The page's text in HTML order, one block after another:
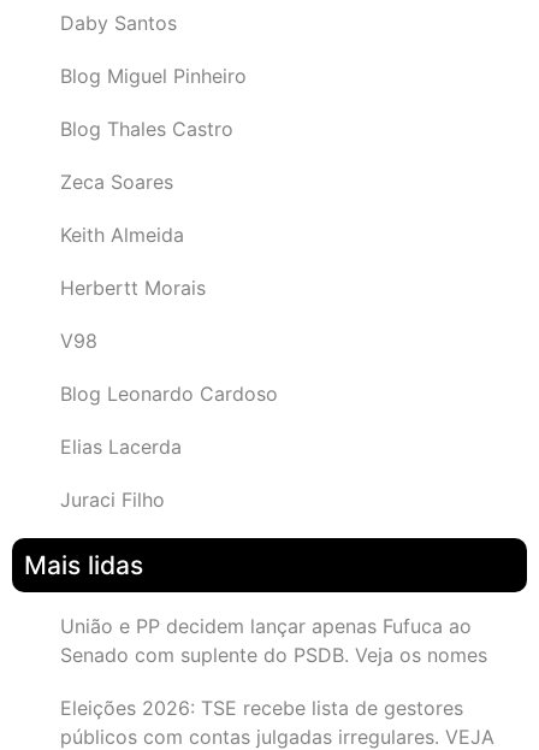
Daby Santos
Blog Miguel Pinheiro
Blog Thales Castro
Zeca Soares
Keith Almeida
Herbertt Morais
V98
Blog Leonardo Cardoso
Elias Lacerda
Juraci Filho
Mais lidas
União e PP decidem lançar apenas Fufuca ao
Senado com suplente do PSDB. Veja os nomes
Eleições 2026: TSE recebe lista de gestores
públicos com contas julgadas irregulares. VEJA